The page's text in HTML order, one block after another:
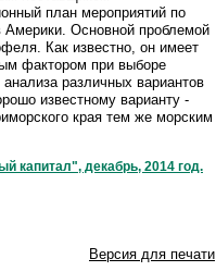
план мероприятий по
Америки. Основной проблемой
Как известно, он имеет
фактором при выборе
различных вариантов
известному варианту -
края тем же морским
капитал", декабрь, 2014 год.
Версия для печати